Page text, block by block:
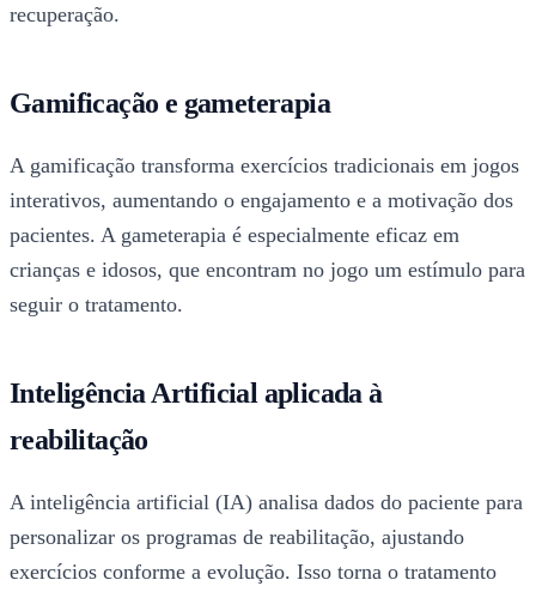
recuperação.
Gamificação e gameterapia
A gamificação transforma exercícios tradicionais em jogos
interativos, aumentando o engajamento e a motivação dos
pacientes. A gameterapia é especialmente eficaz em
crianças e idosos, que encontram no jogo um estímulo para
seguir o tratamento.
Inteligência Artificial aplicada à
reabilitação
A inteligência artificial (IA) analisa dados do paciente para
personalizar os programas de reabilitação, ajustando
exercícios conforme a evolução. Isso torna o tratamento